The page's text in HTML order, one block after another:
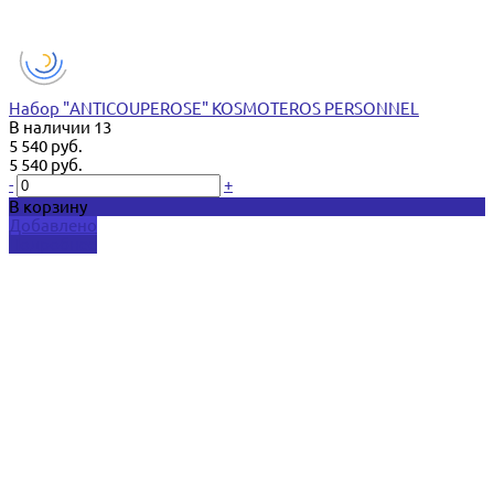
Набор "ANTICOUPEROSE" KOSMOTEROS PERSONNEL
В наличии 13
5 540 руб.
5 540 руб.
-
+
В корзину
Добавлено